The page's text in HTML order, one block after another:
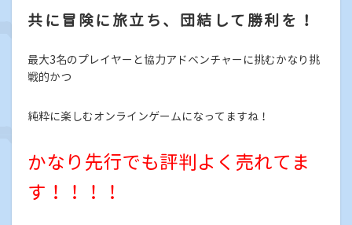
共に冒険に旅立ち、団結して勝利を！
最大3名のプレイヤーと協力アドベンチャーに挑むかなり挑
戦的かつ
純粋に楽しむオンラインゲームになってますね！
かなり先行でも評判よく売れてま
す！！！！